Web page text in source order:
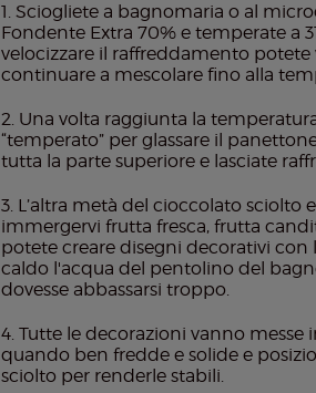
Sciogliete a bagnomaria o al
Fondente Extra 70% e temperate a
velocizzare il raffreddamento potete
continuare a mescolare fino alla
Una volta raggiunta la
“temperato” per glassare il
tutta la parte superiore e lasciate
L’altra metà del cioccolato
immergervi frutta fresca, frutta
potete creare disegni decorativi con
caldo l'acqua del pentolino del
dovesse abbassarsi troppo.
Tutte le decorazioni vanno
quando ben fredde e solide e
sciolto per renderle stabili.